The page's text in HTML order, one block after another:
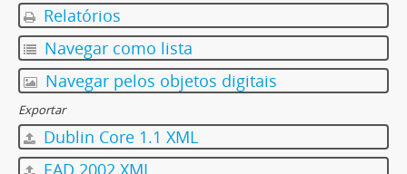
Relatórios
Navegar como lista
Navegar pelos objetos digitais
Exportar
Dublin Core 1.1 XML
EAD 2002 XML